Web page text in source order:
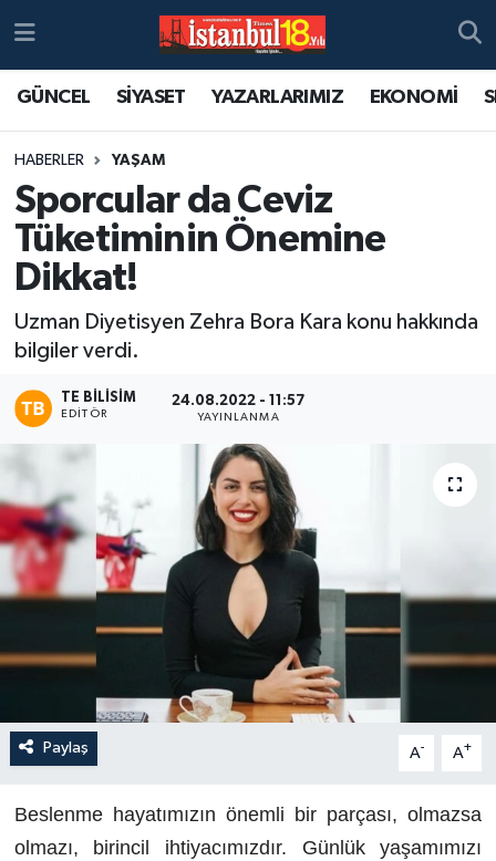
GÜNCEL SİYASET YAZARLARIMIZ EKONOMİ
HABERLER YAŞAM
Sporcular da Ceviz
Tüketiminin Önemine
Dikkat!
Uzman Diyetisyen Zehra Bora Kara konu hakkında
bilgiler verdi.
TE BILISIM
EDITÖR
24.08.2022 - 11:57
YAYINLANMA
Paylaş A- A+
Beslenme hayatımızın önemli bir parçası, olmazsa
olmazı, birincil ihtiyacımızdır. Günlük yaşamımızı